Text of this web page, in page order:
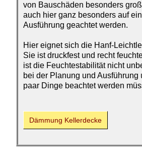
von Bauschäden besonders
auch hier ganz besonders auf
Ausführung geachtet werden.
Hier eignet sich die Hanf-
Sie ist druckfest und recht
ist die Feuchtestabilität nicht
bei der Planung und Ausführung
paar Dinge beachtet werden
Dämmung Kellerdecke